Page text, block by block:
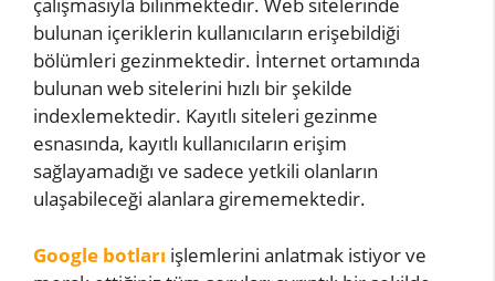
çalışmasıyla bilinmektedir. Web sitelerinde
bulunan içeriklerin kullanıcıların erişebildiği
bölümleri gezinmektedir. İnternet ortamında
bulunan web sitelerini hızlı bir şekilde
indexlemektedir. Kayıtlı siteleri gezinme
esnasında, kayıtlı kullanıcıların erişim
sağlayamadığı ve sadece yetkili olanların
ulaşabileceği alanlara girememektedir.
Google botları işlemlerini anlatmak istiyor ve